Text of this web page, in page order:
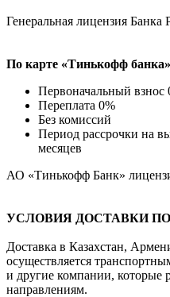
Генеральная лицензия Банка
По карте «Тинькофф банка»
Первоначальный взнос
Переплата 0%
Без комиссий
Период рассрочки на
месяцев
АО «Тинькофф Банк»
УСЛОВИЯ ДОСТАВКИ
Доставка в Казахстан,
осуществляется
и другие компании, которые
направлениям.